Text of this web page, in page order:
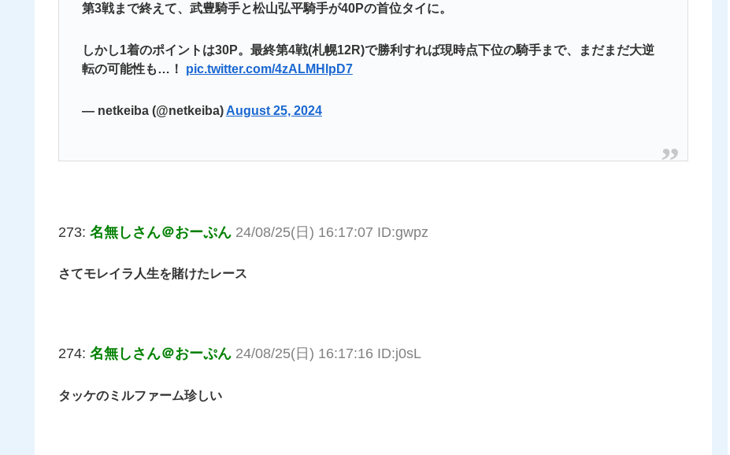
第3戦まで終えて、武豊騎手と松山弘平騎手が40Pの首位タイに。
しかし1着のポイントは30P。最終第4戦(札幌12R)で勝利すれば現時点下位の騎手まで、まだまだ大逆
転の可能性も…！ pic.twitter.com/4zALMHlpD7
— netkeiba (@netkeiba) August 25, 2024
273: 名無しさん＠おーぷん 24/08/25(日) 16:17:07 ID:gwpz
さてモレイラ人生を賭けたレース
274: 名無しさん＠おーぷん 24/08/25(日) 16:17:16 ID:j0sL
タッケのミルファーム珍しい